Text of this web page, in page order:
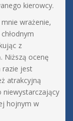
kierowcy.
wrażenie,
z
Niższą ocenę
razie jest
atrakcyjną
niewystarczający
hojnym w